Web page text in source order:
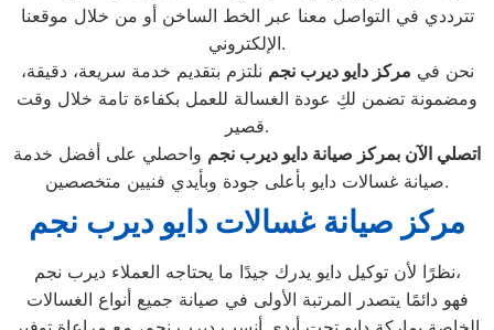
تترددي في التواصل معنا عبر الخط الساخن أو من خلال موقعنا
الإلكتروني.
نحن في مركز دايو ديرب نجم نلتزم بتقديم خدمة سريعة، دقيقة،
ومضمونة تضمن لكِ عودة الغسالة للعمل بكفاءة تامة خلال وقت
قصير.
اتصلي الآن بمركز صيانة دايو ديرب نجم واحصلي على أفضل خدمة
صيانة غسالات دايو بأعلى جودة وبأيدي فنيين متخصصين.
مركز صيانة غسالات دايو ديرب نجم
نظرًا لأن توكيل دايو يدرك جيدًا ما يحتاجه العملاء ديرب نجم،
فهو دائمًا يتصدر المرتبة الأولى في صيانة جميع أنواع الغسالات